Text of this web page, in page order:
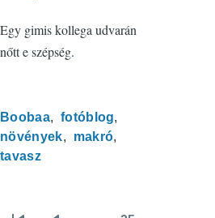
Egy gimis kollega udvarán
nőtt e szépség.
Boobaa
fotóblog
növények
makró
tavasz